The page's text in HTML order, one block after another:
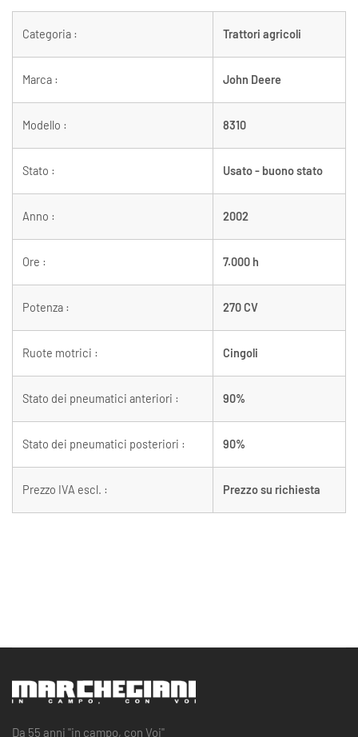
Categoria : Trattori agricoli
Marca : John Deere
Modello : 8310
Stato : Usato - buono stato
Anno : 2002
Ore : 7.000 h
Potenza : 270 CV
Ruote motrici : Cingoli
Stato dei pneumatici anteriori : 90%
Stato dei pneumatici posteriori : 90%
Prezzo IVA escl. : Prezzo su richiesta
Da 55 anni "in campo, con Voi"